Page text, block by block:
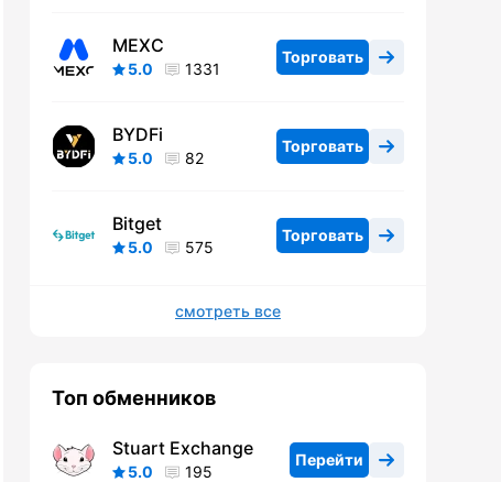
MEXC
5.0 1331
Торговать
BYDFi
5.0 82
Торговать
Bitget
5.0 575
Торговать
смотреть все
Топ обменников
Stuart Exchange
5.0 195
Перейти